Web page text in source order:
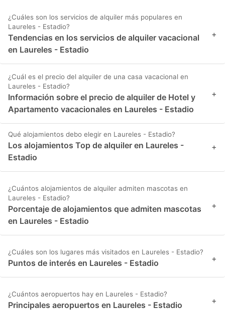
¿Cuáles son los servicios de alquiler más populares en
Laureles - Estadio?
Tendencias en los servicios de alquiler vacacional
en Laureles - Estadio
+
¿Cuál es el precio del alquiler de una casa vacacional en
Laureles - Estadio?
Información sobre el precio de alquiler de Hotel y
Apartamento vacacionales en Laureles - Estadio
+
Qué alojamientos debo elegir en Laureles - Estadio?
Los alojamientos Top de alquiler en Laureles -
Estadio
+
¿Cuántos alojamientos de alquiler admiten mascotas en
Laureles - Estadio?
Porcentaje de alojamientos que admiten mascotas
en Laureles - Estadio
+
¿Cuáles son los lugares más visitados en Laureles - Estadio?
Puntos de interés en Laureles - Estadio +
¿Cuántos aeropuertos hay en Laureles - Estadio?
Principales aeropuertos en Laureles - Estadio +